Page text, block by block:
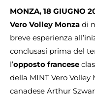
MONZA, 18 GIUGNO
Vero Volley Monza di
breve esperienza
conclusasi prima del
l’opposto francese
della MINT Vero Volley
canadese Arthur